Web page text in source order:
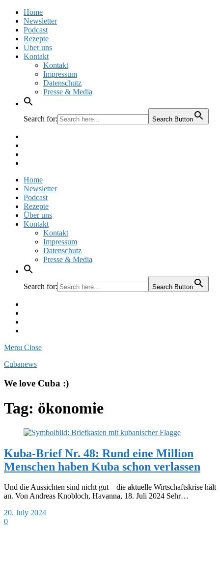
Home
Newsletter
Podcast
Rezepte
Über uns
Kontakt
Kontakt
Impressum
Datenschutz
Presse & Media
Search for: Search Button
Home
Newsletter
Podcast
Rezepte
Über uns
Kontakt
Kontakt
Impressum
Datenschutz
Presse & Media
Search for: Search Button
Menu Close
Cubanews
We love Cuba :)
Tag: ökonomie
Kuba-Brief Nr. 48: Rund eine Million
Menschen haben Kuba schon verlassen
Und die Aussichten sind nicht gut – die aktuelle Wirtschaftskrise hält
an. Von Andreas Knobloch, Havanna, 18. Juli 2024 Sehr…
20. July 2024
0